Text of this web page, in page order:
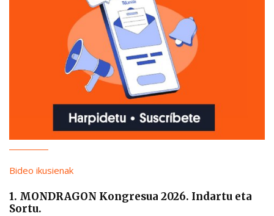
Bideo ikusienak
1. MONDRAGON Kongresua 2026. Indartu eta
Sortu.